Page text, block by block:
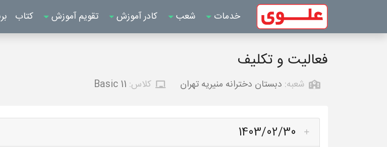
خدمات شعب کادر آموزش تقویم آموزش کتاب
فعالیت و تکلیف
شعبه: دبستان دخترانه منیریه تهران کلاس: Basic 11
1403/02/30